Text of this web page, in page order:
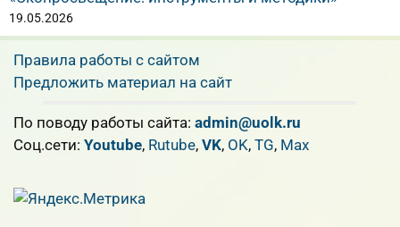
19.05.2026
Правила работы с сайтом
Предложить материал на сайт
По поводу работы сайта: admin@uolk.ru
Cоц.сети: Youtube, Rutube, VK, OK, TG, Max